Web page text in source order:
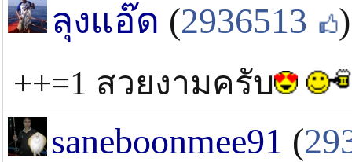
ลุงแอ๊ด (2936513 )
++=1 สวยงามครับ
saneboonmee91 (